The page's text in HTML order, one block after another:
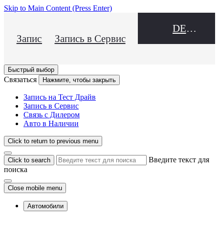
Skip to Main Content (Press Enter)
Запись на Тест Драйв
Запись в Сервис
DEALER NAME
Быстрый выбор
Связаться Нажмите, чтобы закрыть
Запись на Тест Драйв
Запись в Сервис
Связь с Дилером
Авто в Наличии
Click to return to previous menu
Click to search
Введите текст для
поиска
Close mobile menu
Автомобили